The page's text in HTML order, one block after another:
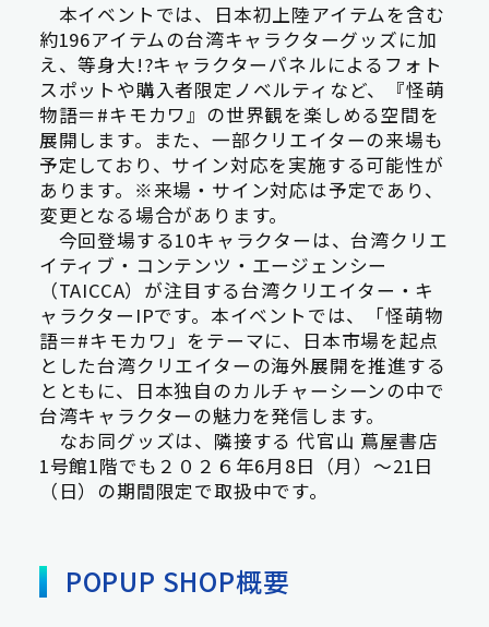
本イベントでは、日本初上陸アイテムを含む
約196アイテムの台湾キャラクターグッズに加
え、等身大!?キャラクターパネルによるフォト
スポットや購入者限定ノベルティなど、『怪萌
物語＝#キモカワ』の世界観を楽しめる空間を
展開します。また、一部クリエイターの来場も
予定しており、サイン対応を実施する可能性が
あります。※来場・サイン対応は予定であり、
変更となる場合があります。
今回登場する10キャラクターは、台湾クリエ
イティブ・コンテンツ・エージェンシー
（TAICCA）が注目する台湾クリエイター・キ
ャラクターIPです。本イベントでは、「怪萌物
語＝#キモカワ」をテーマに、日本市場を起点
とした台湾クリエイターの海外展開を推進する
とともに、日本独自のカルチャーシーンの中で
台湾キャラクターの魅力を発信します。
なお同グッズは、隣接する 代官山 蔦屋書店
1号館1階でも２０２６年6月8日（月）～21日
（日）の期間限定で取扱中です。
POPUP SHOP概要